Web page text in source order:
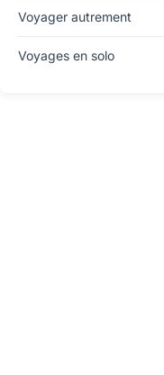
Voyager autrement
Voyages en solo